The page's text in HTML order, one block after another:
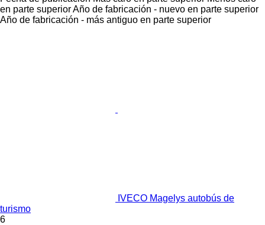
en parte superiorAño de fabricación - nuevo en parte superior
Año de fabricación - más antiguo en parte superior
IVECO Magelys autobús de
turismo
6